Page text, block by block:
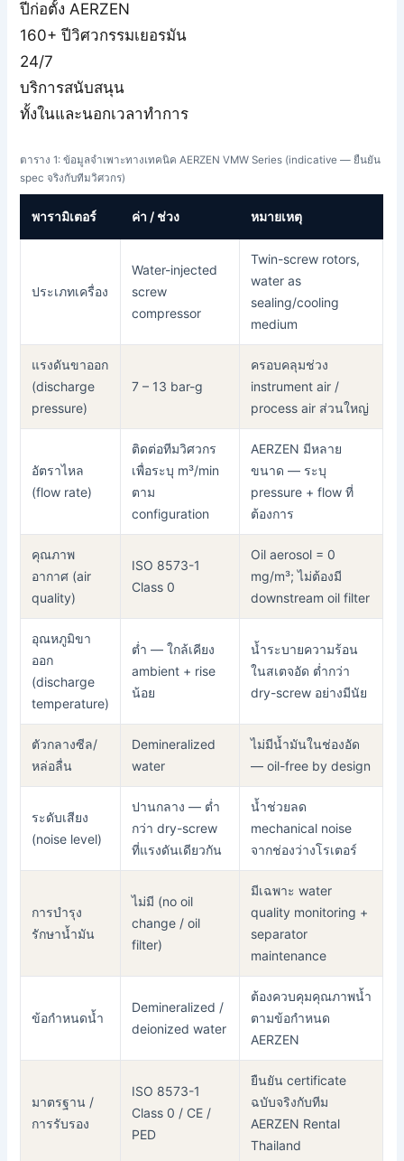
ปีก่อตั้ง AERZEN
160+ ปีวิศวกรรมเยอรมัน
24/7
บริการสนับสนุน
ทั้งในและนอกเวลาทำการ
ตาราง 1: ข้อมูลจำเพาะทางเทคนิค AERZEN VMW Series (indicative — ยืนยัน
spec จริงกับทีมวิศวกร)
พารามิเตอร์ ค่า / ช่วง หมายเหตุ
ประเภทเครื่อง
Water-injected
screw
compressor
Twin-screw rotors,
water as
sealing/cooling
medium
แรงดันขาออก
(discharge
pressure)
7 – 13 bar-g
ครอบคลุมช่วง
instrument air /
process air ส่วนใหญ่
อัตราไหล
(flow rate)
ติดต่อทีมวิศวกร
เพื่อระบุ m³/min
ตาม
configuration
AERZEN มีหลาย
ขนาด — ระบุ
pressure + flow ที่
ต้องการ
คุณภาพ
อากาศ (air
quality)
ISO 8573-1
Class 0
Oil aerosol = 0
mg/m³; ไม่ต้องมี
downstream oil filter
อุณหภูมิขา
ออก
(discharge
temperature)
ต่ำ — ใกล้เคียง
ambient + rise
น้อย
น้ำระบายความร้อน
ในสเตจอัด ต่ำกว่า
dry-screw อย่างมีนัย
ตัวกลางซีล/
หล่อลื่น
Demineralized
water
ไม่มีน้ำมันในช่องอัด
— oil-free by design
ระดับเสียง
(noise level)
ปานกลาง — ต่ำ
กว่า dry-screw
ที่แรงดันเดียวกัน
น้ำช่วยลด
mechanical noise
จากช่องว่างโรเตอร์
การบำรุง
รักษาน้ำมัน
ไม่มี (no oil
change / oil
filter)
มีเฉพาะ water
quality monitoring +
separator
maintenance
ข้อกำหนดน้ำ
Demineralized /
deionized water
ต้องควบคุมคุณภาพน้ำ
ตามข้อกำหนด
AERZEN
มาตรฐาน /
การรับรอง
ISO 8573-1
Class 0 / CE /
PED
ยืนยัน certificate
ฉบับจริงกับทีม
AERZEN Rental
Thailand